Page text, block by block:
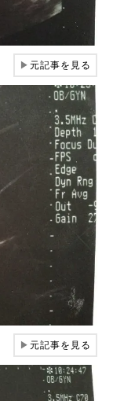
▶元記事を見る
▶元記事を見る